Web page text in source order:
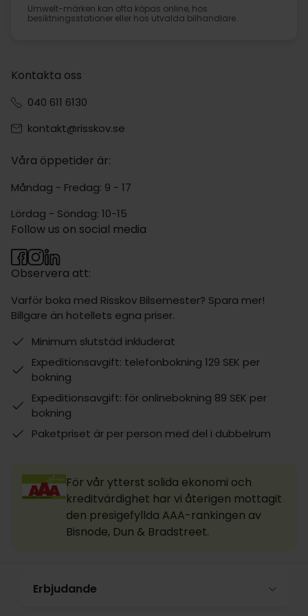
Umwelt-märken kan ofta köpas online, hos
besiktningsstationer eller hos utvalda bilhandlare.
Kontakta oss
040 611 6130
kontakt@risskov.se
Våra öppetider är:
Måndag - Fredag: 9 - 17
Lördag - Söndag: 10-15
Observera att:
Varför boka med Risskov Bilsemester? Spara mer!
Billgare än hotellets egna priser.
Minimum slutstäd inkluderat
Expeditionsavgift: telefonbokning 129 SEK per
bokning
Expeditionsavgift: för onlinebokning 89 SEK per
bokning
Paketpriset är per person med del i dubbelrum
Follow us on social media
För vår ytterst solida ekonomi och
kreditvärdighet har vi återigen mottagit
den presigefyllda AAA-rankingen av
Bisnode, Dun & Bradstreet.
Erbjudande